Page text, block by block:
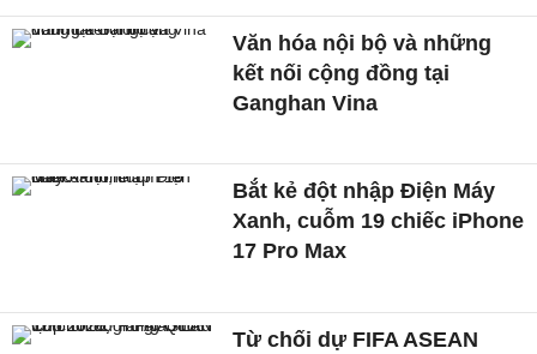
Văn hóa nội bộ và những
kết nối cộng đồng tại
Ganghan Vina
Bắt kẻ đột nhập Điện Máy
Xanh, cuỗm 19 chiếc iPhone
17 Pro Max
Từ chối dự FIFA ASEAN